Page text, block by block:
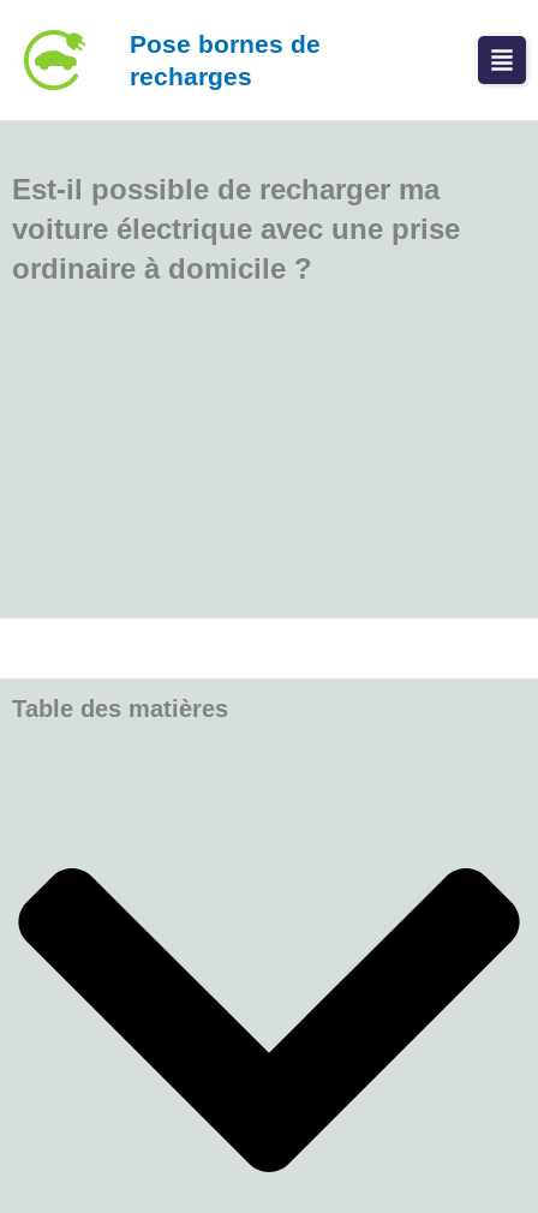
contenu
Pose bornes de
recharges
Est-il possible de recharger ma
voiture électrique avec une prise
ordinaire à domicile ?
Table des matières